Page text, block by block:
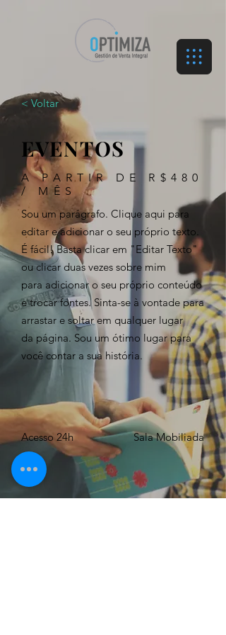
< Voltar
EVENTOS
A PARTIR DE R$480
/ MÊS
Sou um parágrafo. Clique aqui para
editar e adicionar o seu próprio texto.
É fácil! Basta clicar em "Editar Texto"
ou clicar duas vezes sobre mim
para adicionar o seu próprio conteúdo
e trocar fontes. Sinta-se à vontade para
arrastar e soltar em qualquer lugar
da página. Sou um ótimo lugar para
você contar a sua história.
Acesso 24h Sala Mobiliada